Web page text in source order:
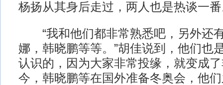
杨扬从其身后走过，两人也是热谈一
“我和他们都非常熟悉吧，另外还
娜，韩晓鹏等等。”胡佳说到，他们也
认识的，因为大家非常投缘，就变成
今，韩晓鹏等在国外准备冬奥会，他